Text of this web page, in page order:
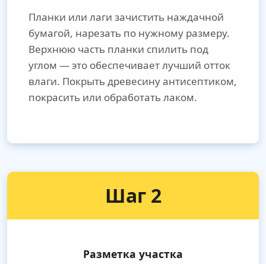
Планки или лаги зачистить наждачной
бумагой, нарезать по нужному размеру.
Верхнюю часть планки спилить под
углом — это обеспечивает лучший отток
влаги. Покрыть древесину антисептиком,
покрасить или обработать лаком.
Шаг 2
Разметка участка